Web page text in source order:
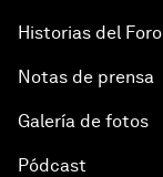
Historias del Foro
Notas de prensa
Galería de fotos
Pódcast